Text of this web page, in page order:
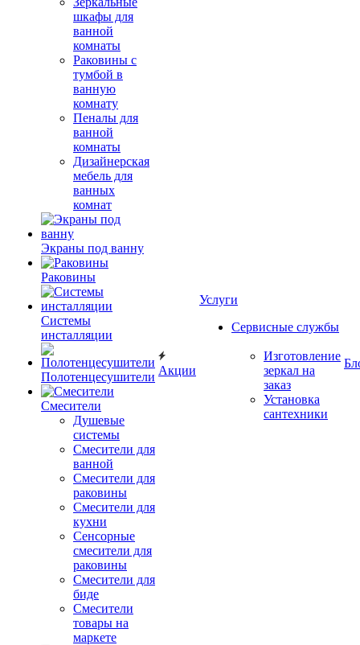
шкафы для
ванной
комнаты
Раковины с
тумбой в
ванную
комнату
Пеналы для
ванной
комнаты
Дизайнерская
мебель для
ванных
комнат
Экраны под ванну
Раковины
Системы
инсталляции
Полотенцесушители
Смесители
Душевые
системы
Смесители для
ванной
Смесители для
раковины
Смесители для
кухни
Сенсорные
смесители для
раковины
Смесители для
биде
Смесители
товары на
маркете
Акции
Услуги
Сервисные службы
Изготовление
зеркал на
заказ
Установка
сантехники